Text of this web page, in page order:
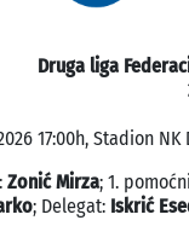
Druga liga
17:00h, Stadion
Zonić Mirza; 1.
; Delegat: Iskrić